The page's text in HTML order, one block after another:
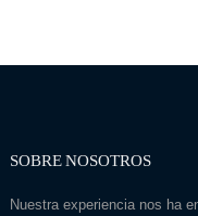
SOBRE NOSOTROS
Nuestra experiencia nos ha